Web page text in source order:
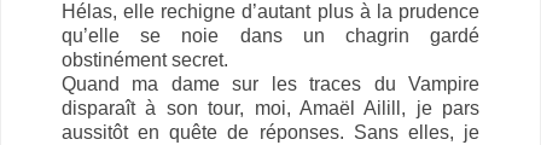
Hélas, elle rechigne d’autant plus à la prudence
qu’elle se noie dans un chagrin gardé
obstinément secret.
Quand ma dame sur les traces du Vampire
disparaît à son tour, moi, Amaël Ailill, je pars
aussitôt en quête de réponses. Sans elles, je